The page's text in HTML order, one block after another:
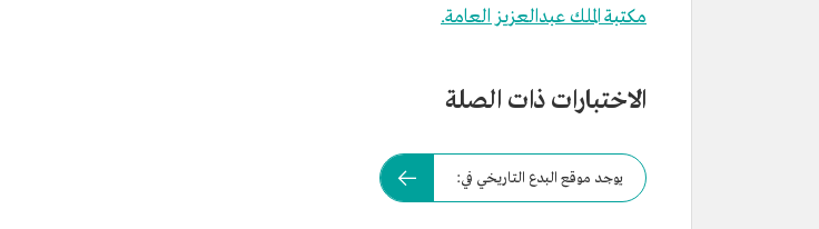
مكتبة الملك عبدالعزيز العامة.
الاختبارات ذات الصلة
يوجد موقع البدع التاريخي في: